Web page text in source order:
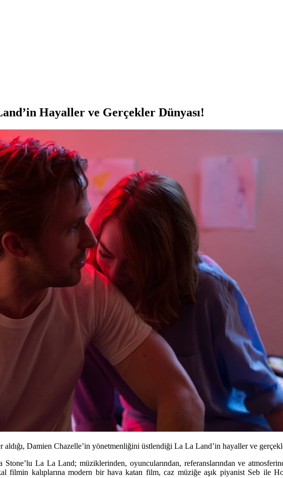
Hayaller ve Gerçekler Dünyası!
aldığı, Damien Chazelle’in yönetmenliğini üstlendiği La La Land’in hayaller ve
Stone’lu La La Land;müziklerinden, oyuncularından, referanslarından ve
filmin kalıplarına modern bir hava katan film, caz müziğe aşık piyanist Seb ile